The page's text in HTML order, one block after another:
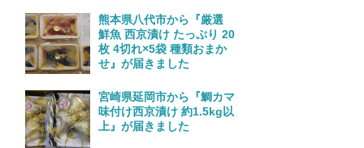
熊本県八代市から『厳選
鮮魚 西京漬け たっぷり 20
枚 4切れ×5袋 種類おまか
せ』が届きました
宮崎県延岡市から『鯛カマ
味付け西京漬け 約1.5kg以
上』が届きました